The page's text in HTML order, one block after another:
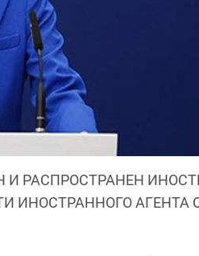
РАСПРОСТРАНЕН
ИНОСТРАННОГО АГЕНТА